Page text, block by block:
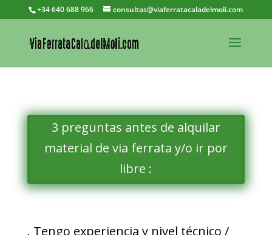
+34 640 688 966 consultas@viaferratacaladelmoli.com
3 preguntas antes de alquilar
material de via ferrata y/o ir por
libre :
. Tengo experiencia y nivel técnico /